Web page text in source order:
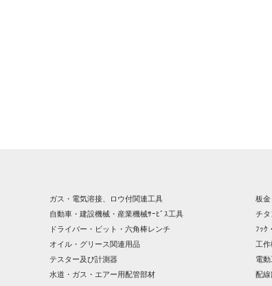
ガス・電気溶接、ロウ付関連工具
板金
自動車・建設機械・産業機械ｻｰﾋﾞｽ工具
チタ
ドライバー・ビット・六角棒レンチ
ﾌｯｸ
オイル・グリース関連用品
工
テスター及び計測器
電
水道・ガス・エアー用配管部材
配線